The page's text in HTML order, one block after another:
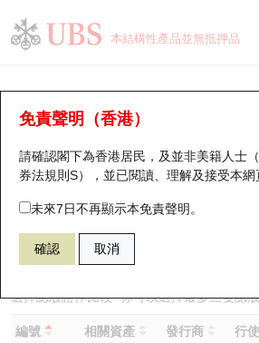
本結構性產品並無抵押品
免責聲明（香港）
請確認閣下為香港居民，及並非美籍人士
券法規則S），並已閱讀、理解及接受本網
未來7日不再顯示本免責聲明。
確認 取消
認股證分析儀
表現 街貨統計 比較
28854 瑞銀認沽 0981 中芯
選擇認股證作比較*你可以選擇最多三隻認
編號 相關資產 發行商 行
瑞銀認股證一覽
新發行瑞銀認股證
即將到期認股證
認股證到期結算價查詢
認股證分析儀
街貨統計
比較
牛熊全景快搜
牛熊證搜尋
牛熊證街貨分佈圖
正股牛熊證列表
新發行瑞銀牛熊證
街貨統計
比較
十大升幅/跌幅
十大認股證成交分佈
十天股證佔大市成交
資金流
街貨統計
正股分析儀
二十大活躍股份
恒指成份股
國指成份股
科指成份股
持股比重
顯示所有持股比重
每月輪證大市專題
輪證專欄
講座及教育短片
認股證投資者教育
牛熊證投資者教育